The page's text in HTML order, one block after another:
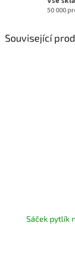
50 000
Související
Sáček pytlík